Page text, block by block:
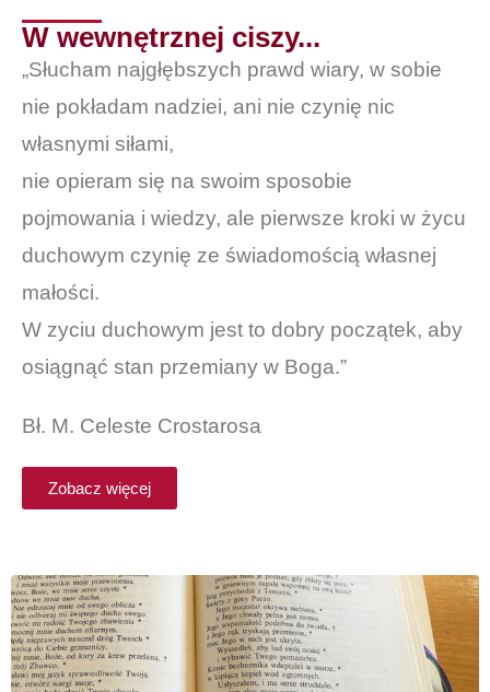
W wewnętrznej ciszy...
„Słucham najgłębszych prawd wiary, w sobie
nie pokładam nadziei, ani nie czynię nic
własnymi siłami,
nie opieram się na swoim sposobie
pojmowania i wiedzy, ale pierwsze kroki w życu
duchowym czynię ze świadomością własnej
małości.
W zyciu duchowym jest to dobry początek, aby
osiągnąć stan przemiany w Boga.”
Bł. M. Celeste Crostarosa
Zobacz więcej